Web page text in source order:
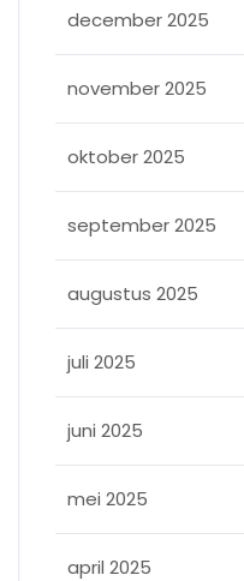
december 2025
november 2025
oktober 2025
september 2025
augustus 2025
juli 2025
juni 2025
mei 2025
april 2025